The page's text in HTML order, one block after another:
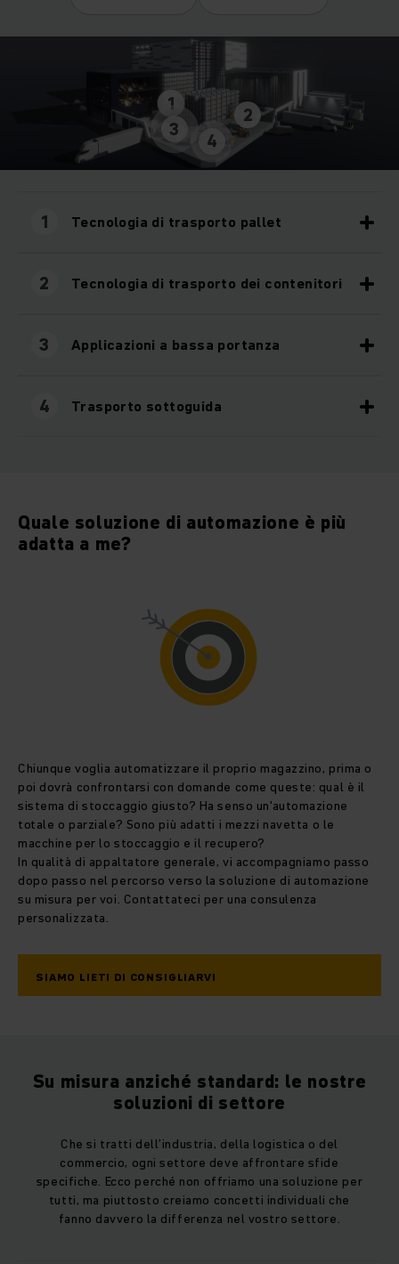
1
2
3
4
1 Tecnologia di trasporto pallet
2 Tecnologia di trasporto dei contenitori
3 Applicazioni a bassa portanza
4 Trasporto sottoguida
Quale soluzione di automazione è più
adatta a me?
Chiunque voglia automatizzare il proprio magazzino, prima o
poi dovrà confrontarsi con domande come queste: qual è il
sistema di stoccaggio giusto? Ha senso un'automazione
totale o parziale? Sono più adatti i mezzi navetta o le
macchine per lo stoccaggio e il recupero?
In qualità di appaltatore generale, vi accompagniamo passo
dopo passo nel percorso verso la soluzione di automazione
su misura per voi. Contattateci per una consulenza
personalizzata.
SIAMO LIETI DI CONSIGLIARVI
Su misura anziché standard: le nostre
soluzioni di settore
Che si tratti dell’industria, della logistica o del
commercio, ogni settore deve affrontare sfide
specifiche. Ecco perché non offriamo una soluzione per
tutti, ma piuttosto creiamo concetti individuali che
fanno davvero la differenza nel vostro settore.